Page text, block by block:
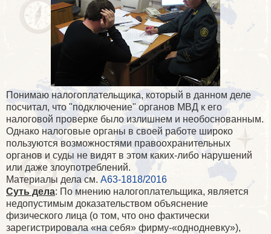
Понимаю налогоплательщика, который в данном деле
посчитал, что "подключение" органов МВД к его
налоговой проверке было излишнем и необоснованным.
Однако налоговые органы в своей работе широко
пользуются возможностями правоохранительных
органов и суды не видят в этом каких-либо нарушений
или даже злоупотреблений.
Материалы дела см. А63-1818/2016
Суть дела: По мнению налогоплательщика, является
недопустимым доказательством объяснение
физического лица (о том, что оно фактически
зарегистрировала «на себя» фирму-«однодневку»),